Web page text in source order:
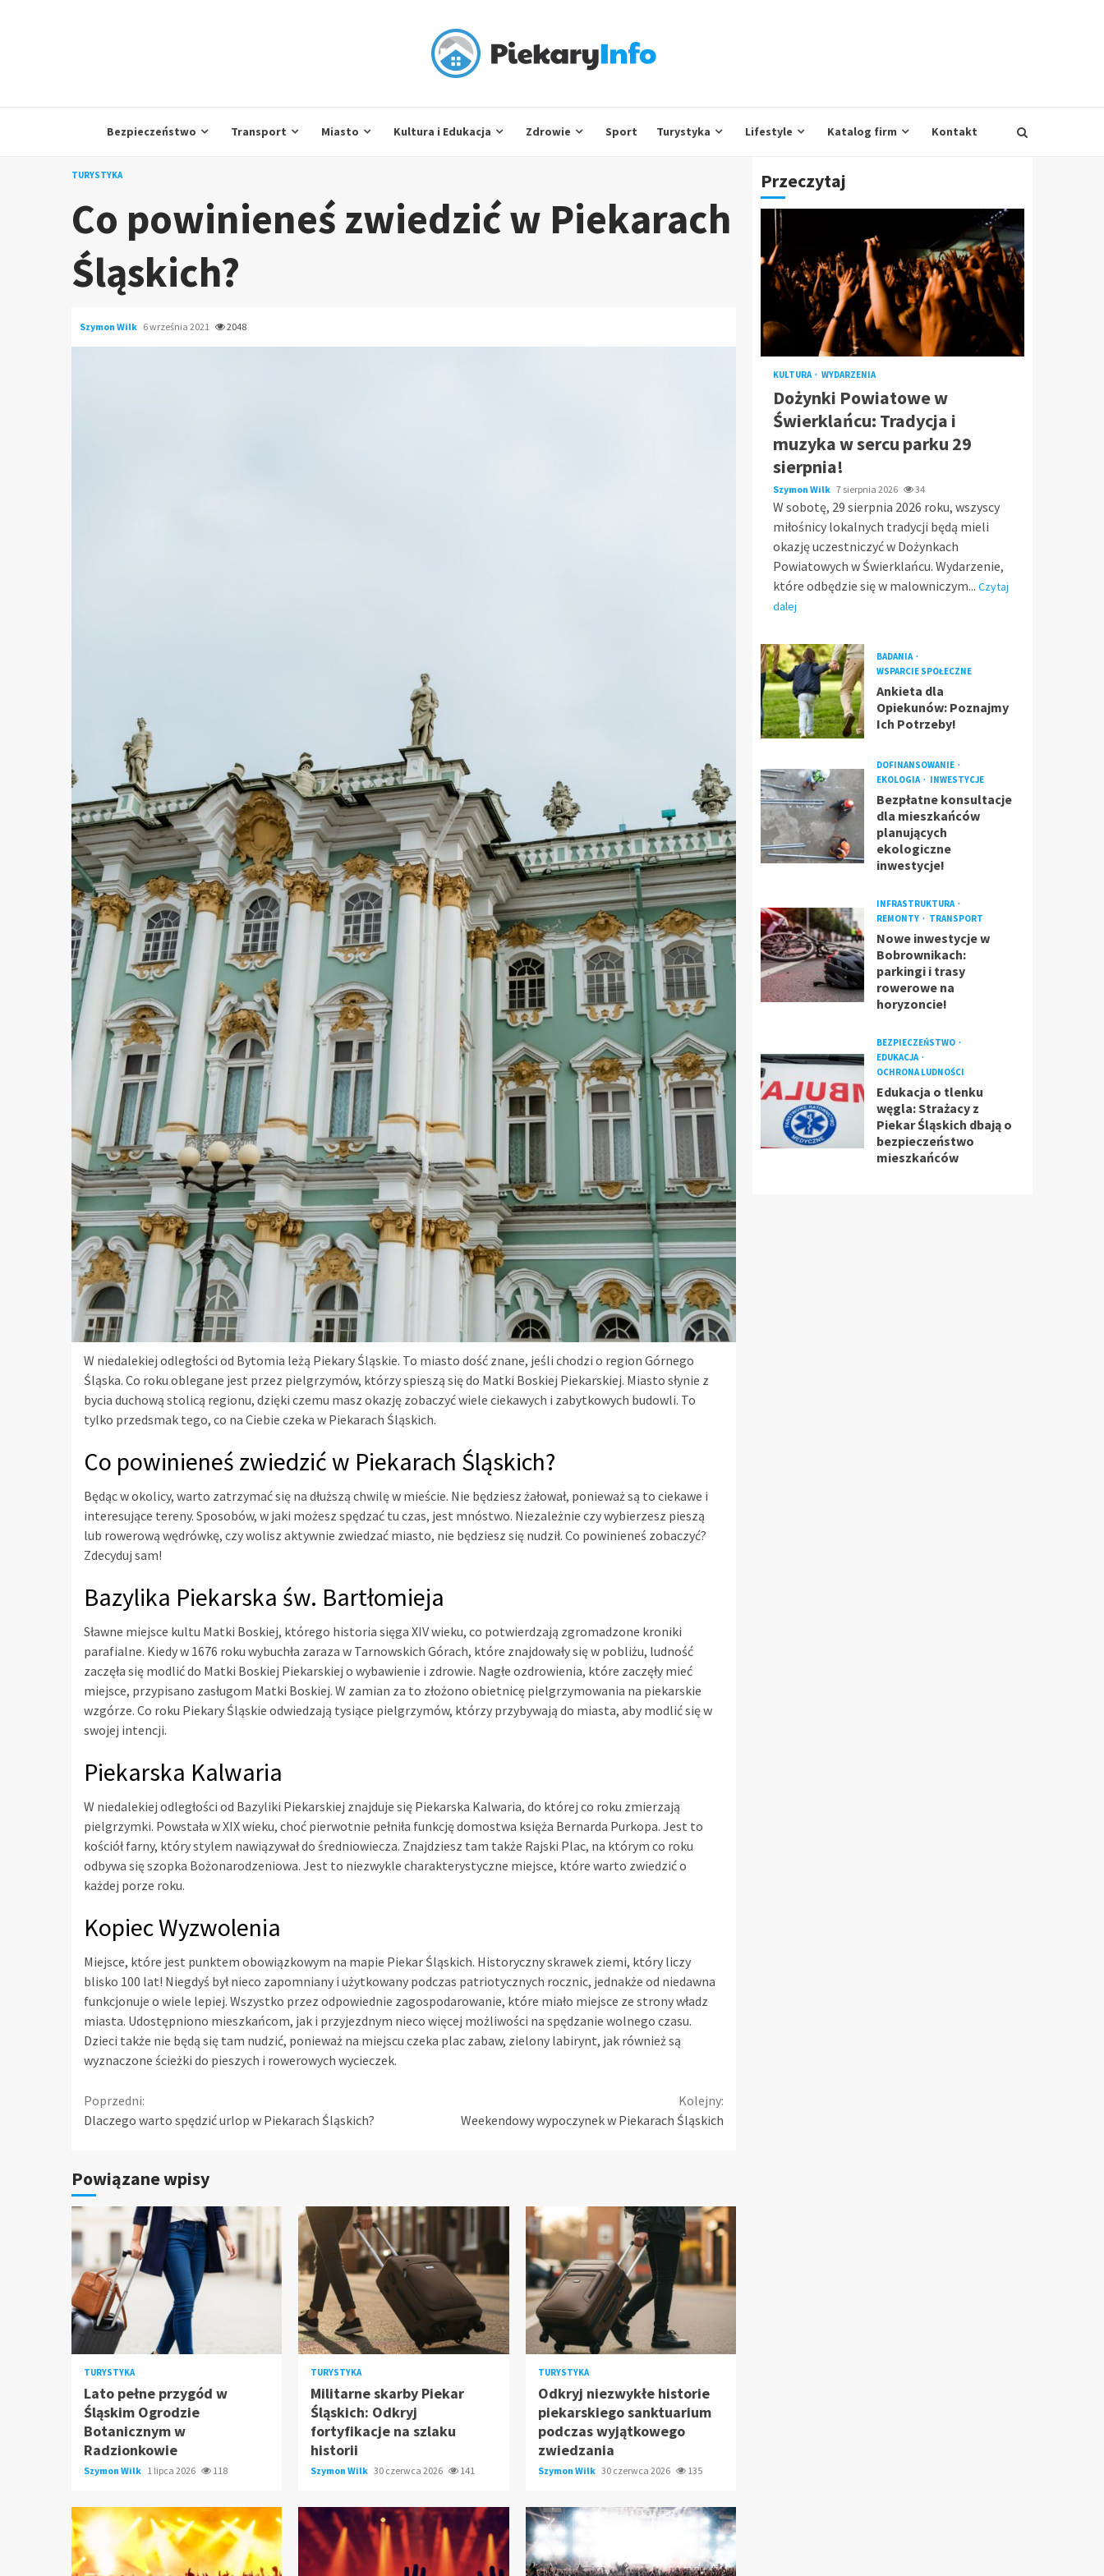
Bezpieczeństwo Transport Miasto Kultura i Edukacja Zdrowie Sport Turystyka Lifestyle Katalog firm Kontakt
TURYSTYKA
Co powinieneś zwiedzić w Piekarach
Śląskich?
Szymon Wilk 6 września 2021 2048
W niedalekiej odległości od Bytomia leżą Piekary Śląskie. To miasto dość znane, jeśli chodzi o region Górnego
Śląska. Co roku oblegane jest przez pielgrzymów, którzy spieszą się do Matki Boskiej Piekarskiej. Miasto słynie z
bycia duchową stolicą regionu, dzięki czemu masz okazję zobaczyć wiele ciekawych i zabytkowych budowli. To
tylko przedsmak tego, co na Ciebie czeka w Piekarach Śląskich.
Co powinieneś zwiedzić w Piekarach Śląskich?
Będąc w okolicy, warto zatrzymać się na dłuższą chwilę w mieście. Nie będziesz żałował, ponieważ są to ciekawe i
interesujące tereny. Sposobów, w jaki możesz spędzać tu czas, jest mnóstwo. Niezależnie czy wybierzesz pieszą
lub rowerową wędrówkę, czy wolisz aktywnie zwiedzać miasto, nie będziesz się nudził. Co powinieneś zobaczyć?
Zdecyduj sam!
Bazylika Piekarska św. Bartłomieja
Sławne miejsce kultu Matki Boskiej, którego historia sięga XIV wieku, co potwierdzają zgromadzone kroniki
parafialne. Kiedy w 1676 roku wybuchła zaraza w Tarnowskich Górach, które znajdowały się w pobliżu, ludność
zaczęła się modlić do Matki Boskiej Piekarskiej o wybawienie i zdrowie. Nagłe ozdrowienia, które zaczęły mieć
miejsce, przypisano zasługom Matki Boskiej. W zamian za to złożono obietnicę pielgrzymowania na piekarskie
wzgórze. Co roku Piekary Śląskie odwiedzają tysiące pielgrzymów, którzy przybywają do miasta, aby modlić się w
swojej intencji.
Piekarska Kalwaria
W niedalekiej odległości od Bazyliki Piekarskiej znajduje się Piekarska Kalwaria, do której co roku zmierzają
pielgrzymki. Powstała w XIX wieku, choć pierwotnie pełniła funkcję domostwa księża Bernarda Purkopa. Jest to
kościół farny, który stylem nawiązywał do średniowiecza. Znajdziesz tam także Rajski Plac, na którym co roku
odbywa się szopka Bożonarodzeniowa. Jest to niezwykle charakterystyczne miejsce, które warto zwiedzić o
każdej porze roku.
Kopiec Wyzwolenia
Miejsce, które jest punktem obowiązkowym na mapie Piekar Śląskich. Historyczny skrawek ziemi, który liczy
blisko 100 lat! Niegdyś był nieco zapomniany i użytkowany podczas patriotycznych rocznic, jednakże od niedawna
funkcjonuje o wiele lepiej. Wszystko przez odpowiednie zagospodarowanie, które miało miejsce ze strony władz
miasta. Udostępniono mieszkańcom, jak i przyjezdnym nieco więcej możliwości na spędzanie wolnego czasu.
Dzieci także nie będą się tam nudzić, ponieważ na miejscu czeka plac zabaw, zielony labirynt, jak również są
wyznaczone ścieżki do pieszych i rowerowych wycieczek.
Continue
Reading
Poprzedni:
Dlaczego warto spędzić urlop w Piekarach Śląskich?
Kolejny:
Weekendowy wypoczynek w Piekarach Śląskich
Powiązane wpisy
TURYSTYKA
Lato pełne przygód w
Śląskim Ogrodzie
Botanicznym w
Radzionkowie
Szymon Wilk 1 lipca 2026 118
TURYSTYKA
Militarne skarby Piekar
Śląskich: Odkryj
fortyfikacje na szlaku
historii
Szymon Wilk 30 czerwca 2026 141
TURYSTYKA
Odkryj niezwykłe historie
piekarskiego sanktuarium
podczas wyjątkowego
zwiedzania
Szymon Wilk 30 czerwca 2026 135
Przeczytaj
KULTURA WYDARZENIA
Dożynki Powiatowe w
Świerklańcu: Tradycja i
muzyka w sercu parku 29
sierpnia!
Szymon Wilk 7 sierpnia 2026 34
W sobotę, 29 sierpnia 2026 roku, wszyscy
miłośnicy lokalnych tradycji będą mieli
okazję uczestniczyć w Dożynkach
Powiatowych w Świerklańcu. Wydarzenie,
które odbędzie się w malowniczym... Czytaj
dalej
BADANIA
WSPARCIE SPOŁECZNE
Ankieta dla
Opiekunów: Poznajmy
Ich Potrzeby!
DOFINANSOWANIE
EKOLOGIA
INWESTYCJE
Bezpłatne konsultacje
dla mieszkańców
planujących
ekologiczne
inwestycje!
INFRASTRUKTURA
REMONTY
TRANSPORT
Nowe inwestycje w
Bobrownikach:
parkingi i trasy
rowerowe na
horyzoncie!
BEZPIECZEŃSTWO
EDUKACJA
OCHRONA LUDNOŚCI
Edukacja o tlenku
węgla: Strażacy z
Piekar Śląskich dbają o
bezpieczeństwo
mieszkańców